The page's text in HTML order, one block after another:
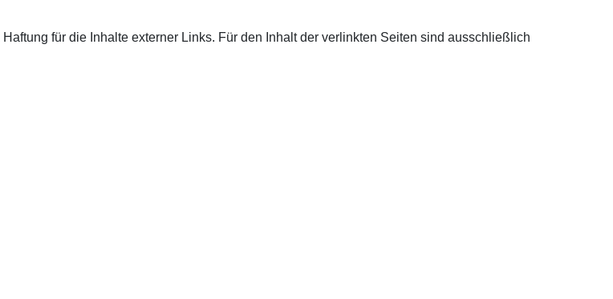
für die Inhalte externer Links. Für den Inhalt der verlinkten Seiten sind ausschließlich